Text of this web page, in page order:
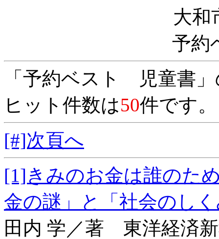
大和
予約
「予約ベスト 児童書
ヒット件数は50件です
[#]次頁へ
[1]きみのお金は誰の
金の謎」と「社会の
田内 学／著 東洋経済